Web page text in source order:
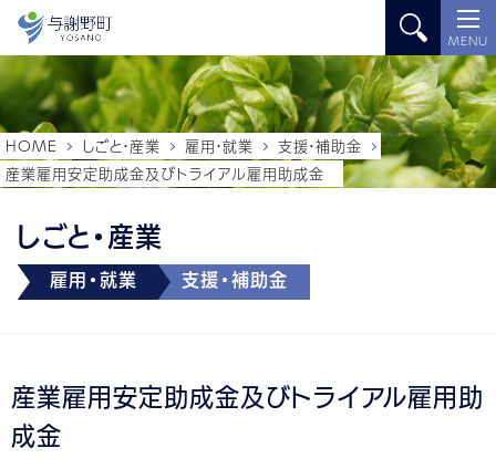
MENU
しごと・産業
雇用・就業 支援・補助金
HOME しごと・産業 雇用・就業
支援・補助金
産業雇用安定助成金及びトライアル雇用助成金
産業雇用安定助成金及びトライアル雇用助
成金